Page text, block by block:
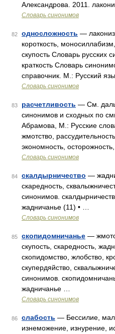
Александрова. 2011.
Словарь синонимов
82 односложность —
короткость,
скупость Словарь русских
краткость Словарь
справочник. М.: Русский
Словарь синонимов
83 расчетливость — См.
синонимов и сходных по
Абрамова, М.: Русские
жмотство,
экономность,
Словарь синонимов
84 скалдырничество —
скаредность,
синонимов.
жадничанье (11) • …
Словарь синонимов
85 скопидомничанье —
скупость, скаредность,
скопидомство, жлобство,
скупердяйство,
синонимов.
жадничанье …
Словарь синонимов
86 слабость — Бессилие,
изнеможение, изнурение,